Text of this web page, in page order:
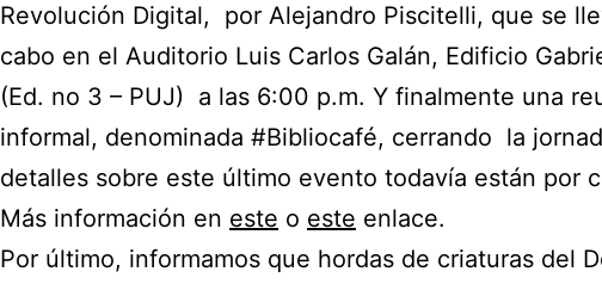
Revolución Digital, por Alejandro Piscitelli, que se
cabo en el Auditorio Luis Carlos Galán, Edificio
(Ed. no 3 – PUJ) a las 6:00 p.m. Y finalmente una
informal, denominada #Bibliocafé, cerrando la
detalles sobre este último evento todavía están por
Más información en este o este enlace.
Por último, informamos que hordas de criaturas del